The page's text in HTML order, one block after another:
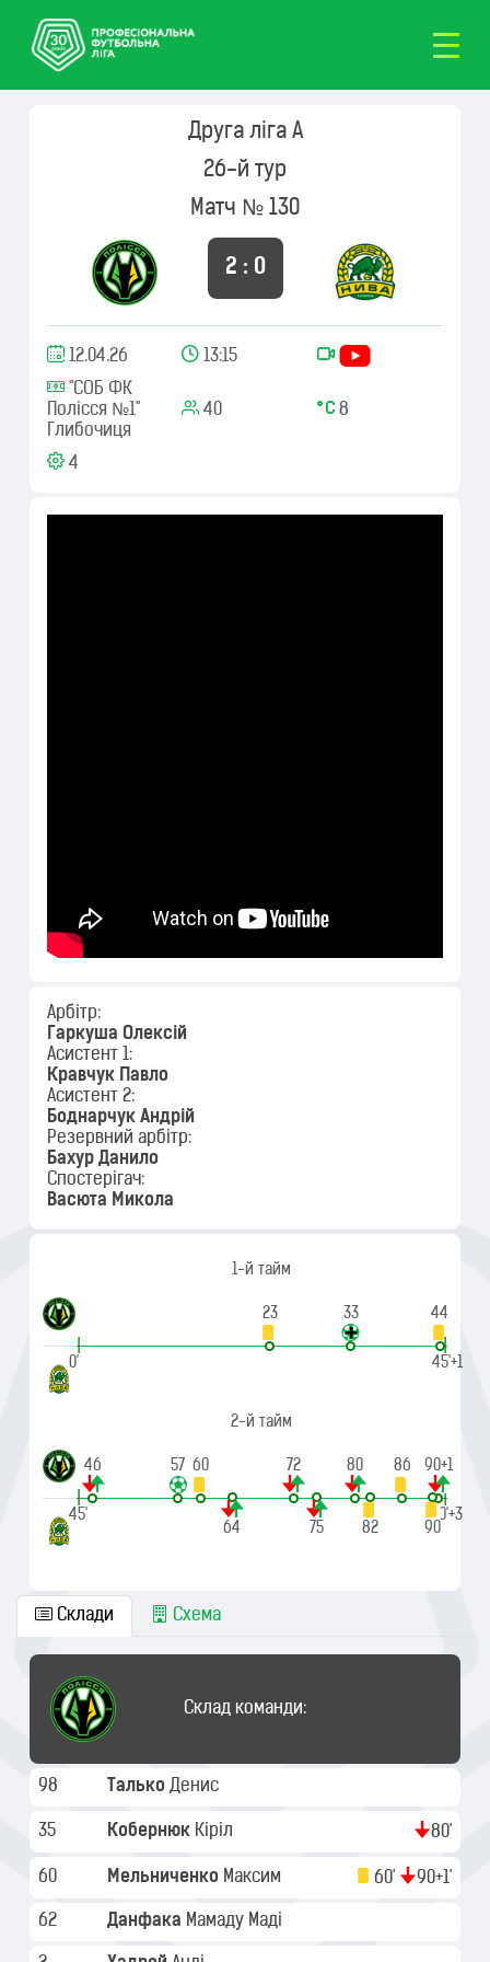
Друга ліга А
26-й тур
Матч № 130
2 : 0
12.04.26
13:15
"СОБ ФК
Полісся №1"
Глибочиця
40 8
4
Арбітр:
Гаркуша Олексій
Асистент 1:
Кравчук Павло
Асистент 2:
Боднарчук Андрій
Резервний арбітр:
Бахур Данило
Спостерігач:
Васюта Микола
1-й тайм
23 33 44
|
0'
|
45'+1
2-й тайм
46 57 60 72 80 86 90+1
|
45'
64
75 82 90
|
90'+3
Склади Схема
Склад команди:
98 Талько Денис
35 Кобернюк Кіріл 80'
60 Мельниченко Максим 60' 90+1'
62 Данфака Мамаду Маді